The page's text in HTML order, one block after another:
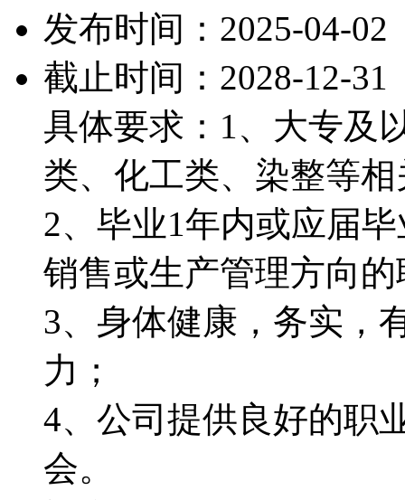
发布时间：2025-04-02
截止时间：2028-12-31
具体要求：1、大专及
类、化工类、染整等
2、毕业1年内或应届
销售或生产管理方向
3、身体健康，务实，
力；
4、公司提供良好的职
会。